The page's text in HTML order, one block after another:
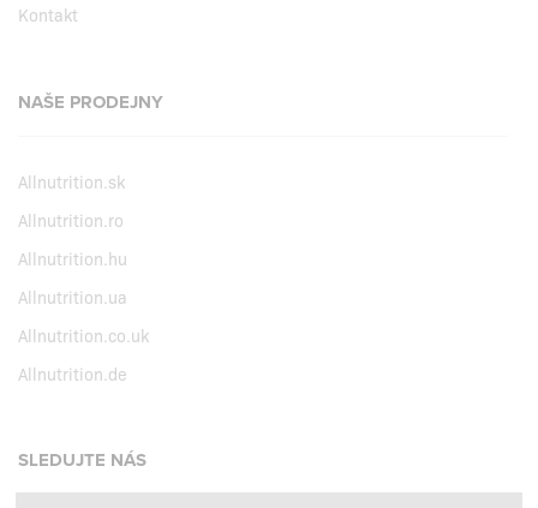
Kontakt
NAŠE PRODEJNY
Allnutrition.sk
Allnutrition.ro
Allnutrition.hu
Allnutrition.ua
Allnutrition.co.uk
Allnutrition.de
SLEDUJTE NÁS